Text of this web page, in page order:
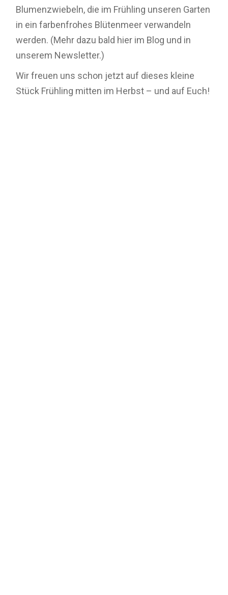
Blumenzwiebeln, die im Frühling unseren Garten
in ein farbenfrohes Blütenmeer verwandeln
werden. (Mehr dazu bald hier im Blog und in
unserem Newsletter.)
Wir freuen uns schon jetzt auf dieses kleine
Stück Frühling mitten im Herbst – und auf Euch!